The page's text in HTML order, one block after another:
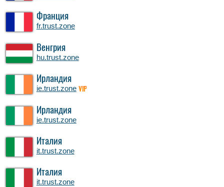
Франция
fr.trust.zone
Венгрия
hu.trust.zone
Ирландия
ie.trust.zone VIP
Ирландия
ie.trust.zone
Италия
it.trust.zone
Италия
it.trust.zone